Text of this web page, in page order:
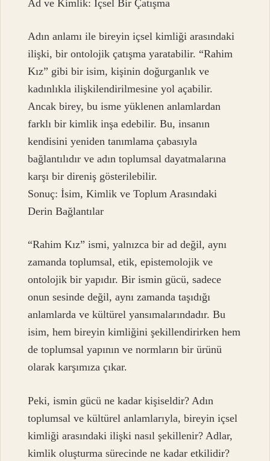
Ad ve Kimlik: İçsel Bir Çatışma
Adın anlamı ile bireyin içsel kimliği arasındaki
ilişki, bir ontolojik çatışma yaratabilir. “Rahim
Kız” gibi bir isim, kişinin doğurganlık ve
kadınlıkla ilişkilendirilmesine yol açabilir.
Ancak birey, bu isme yüklenen anlamlardan
farklı bir kimlik inşa edebilir. Bu, insanın
kendisini yeniden tanımlama çabasıyla
bağlantılıdır ve adın toplumsal dayatmalarına
karşı bir direniş gösterilebilir.
Sonuç: İsim, Kimlik ve Toplum Arasındaki
Derin Bağlantılar
“Rahim Kız” ismi, yalnızca bir ad değil, aynı
zamanda toplumsal, etik, epistemolojik ve
ontolojik bir yapıdır. Bir ismin gücü, sadece
onun sesinde değil, aynı zamanda taşıdığı
anlamlarda ve kültürel yansımalarındadır. Bu
isim, hem bireyin kimliğini şekillendirirken hem
de toplumsal yapının ve normların bir ürünü
olarak karşımıza çıkar.
Peki, ismin gücü ne kadar kişiseldir? Adın
toplumsal ve kültürel anlamlarıyla, bireyin içsel
kimliği arasındaki ilişki nasıl şekillenir? Adlar,
kimlik oluşturma sürecinde ne kadar etkilidir?